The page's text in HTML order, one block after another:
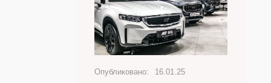
16.01.25